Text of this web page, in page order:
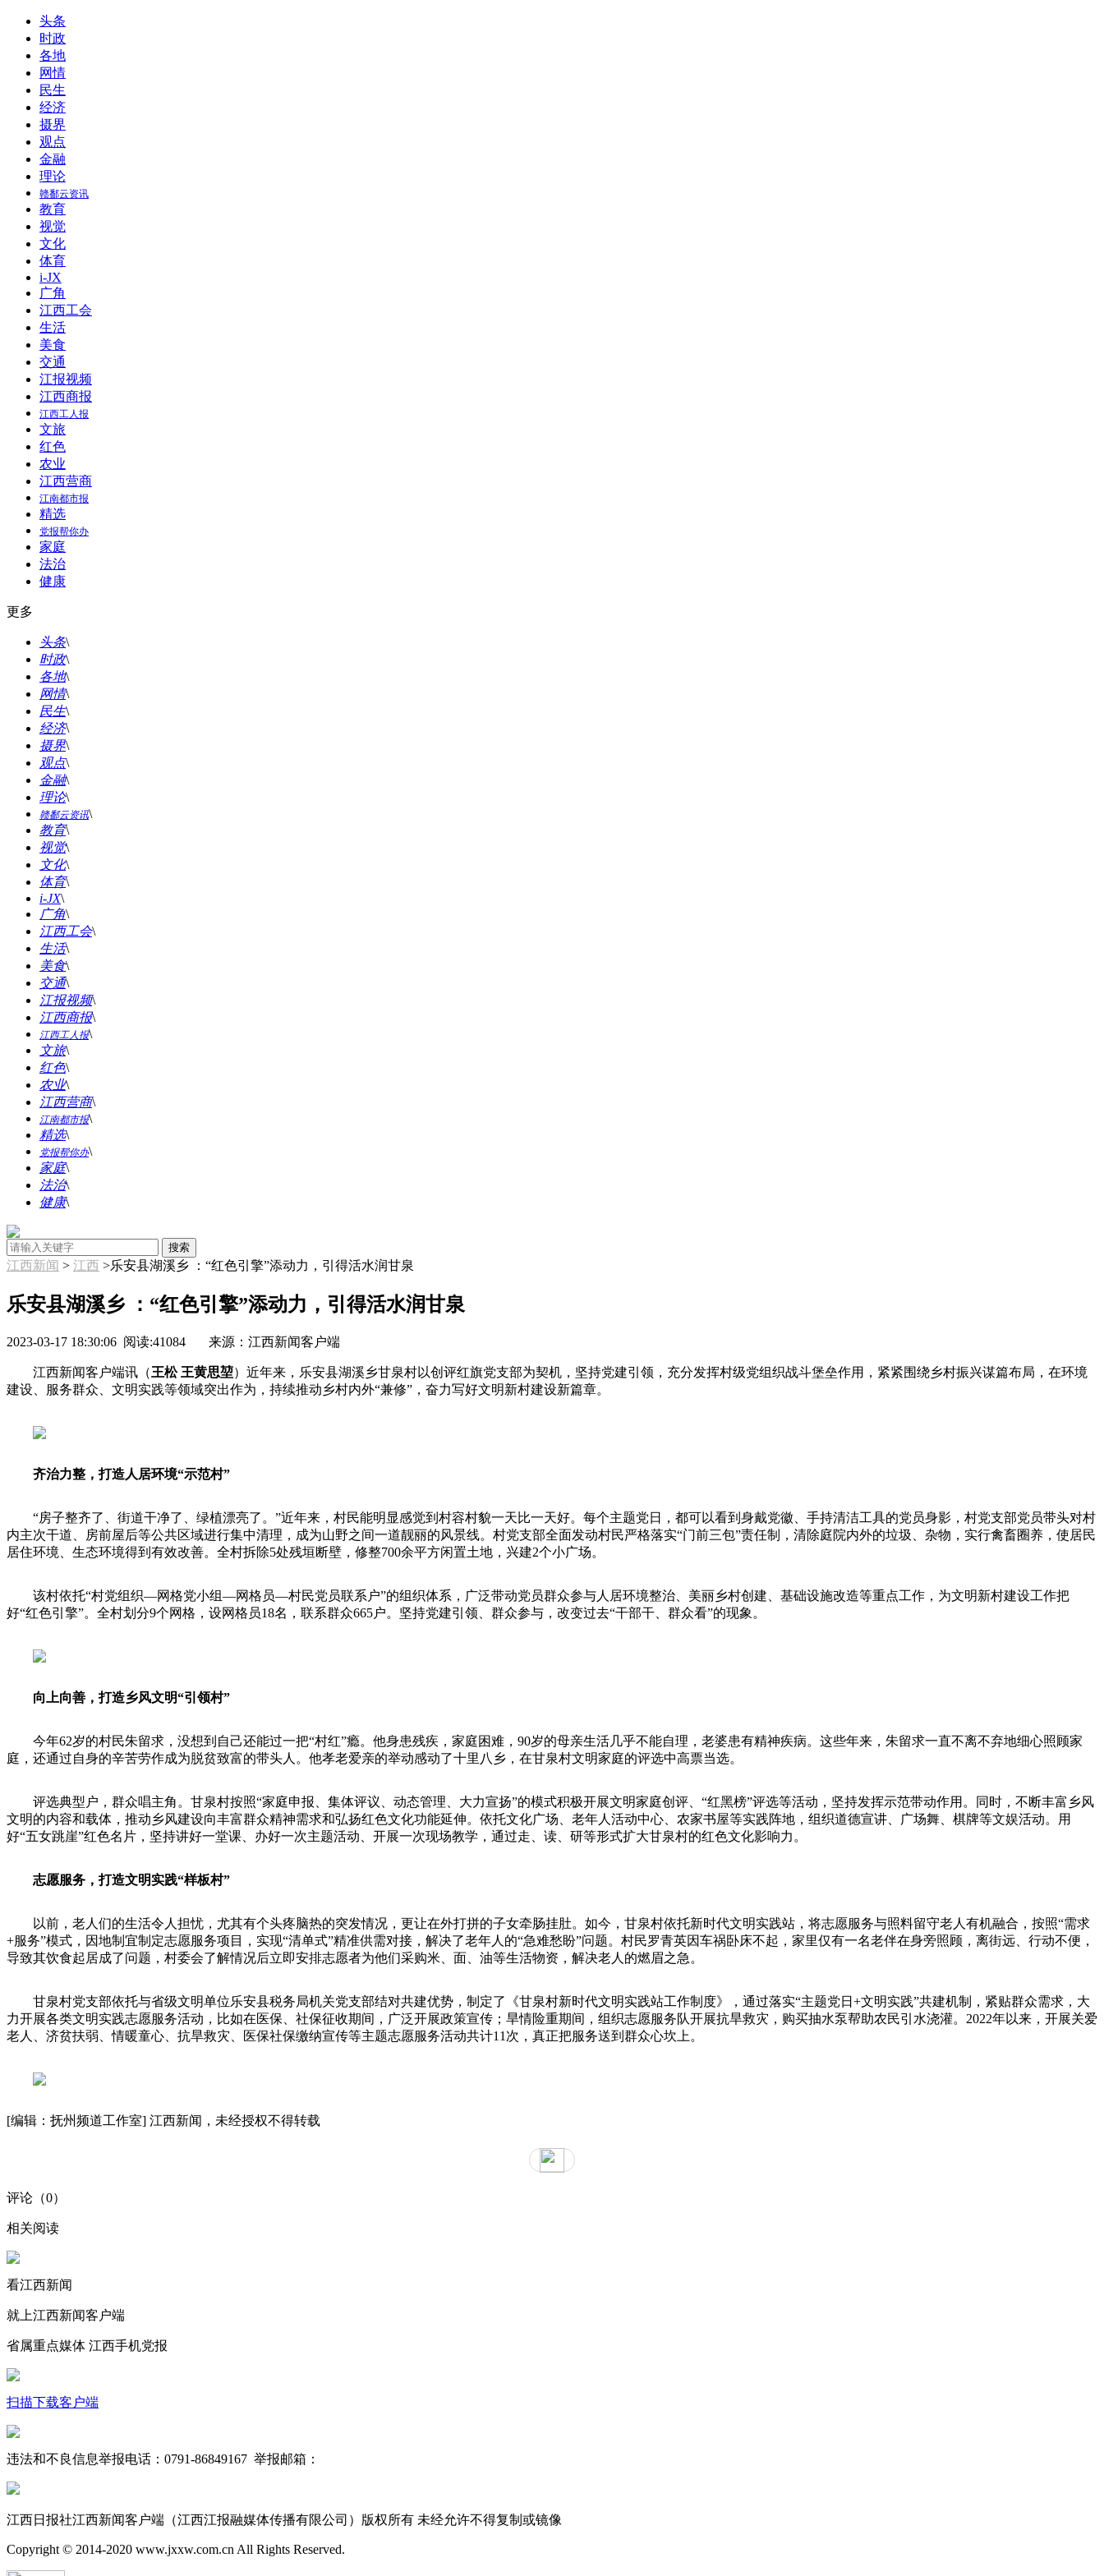
头条
时政
各地
网情
民生
经济
摄界
观点
金融
理论
赣鄱云资讯
教育
视觉
文化
体育
i-JX
广角
江西工会
生活
美食
交通
江报视频
江西商报
江西工人报
文旅
红色
农业
江西营商
江南都市报
精选
党报帮你办
家庭
法治
健康
更多
头条\
时政\
各地\
网情\
民生\
经济\
摄界\
观点\
金融\
理论\
赣鄱云资讯\
教育\
视觉\
文化\
体育\
i-JX\
广角\
江西工会\
生活\
美食\
交通\
江报视频\
江西商报\
江西工人报\
文旅\
红色\
农业\
江西营商\
江南都市报\
精选\
党报帮你办\
家庭\
法治\
健康\
江西新闻 > 江西 >乐安县湖溪乡 ：“红色引擎”添动力，引得活水润甘泉
乐安县湖溪乡 ：“红色引擎”添动力，引得活水润甘泉
2023-03-17 18:30:06 阅读:41084 来源：江西新闻客户端
江西新闻客户端讯（王松 王黄思堃）近年来，乐安县湖溪乡甘泉村以创评红旗党支部为契机，坚持党建引领，充分发挥村级党组织战斗堡垒作用，紧紧围绕乡村振兴谋篇布局，在环境
建设、服务群众、文明实践等领域突出作为，持续推动乡村内外“兼修”，奋力写好文明新村建设新篇章。
齐治力整，打造人居环境“示范村”
“房子整齐了、街道干净了、绿植漂亮了。”近年来，村民能明显感觉到村容村貌一天比一天好。每个主题党日，都可以看到身戴党徽、手持清洁工具的党员身影，村党支部党员带头对村
内主次干道、房前屋后等公共区域进行集中清理，成为山野之间一道靓丽的风景线。村党支部全面发动村民严格落实“门前三包”责任制，清除庭院内外的垃圾、杂物，实行禽畜圈养，使居民
居住环境、生态环境得到有效改善。全村拆除5处残垣断壁，修整700余平方闲置土地，兴建2个小广场。
该村依托“村党组织—网格党小组—网格员—村民党员联系户”的组织体系，广泛带动党员群众参与人居环境整治、美丽乡村创建、基础设施改造等重点工作，为文明新村建设工作把
好“红色引擎”。全村划分9个网格，设网格员18名，联系群众665户。坚持党建引领、群众参与，改变过去“干部干、群众看”的现象。
向上向善，打造乡风文明“引领村”
今年62岁的村民朱留求，没想到自己还能过一把“村红”瘾。他身患残疾，家庭困难，90岁的母亲生活几乎不能自理，老婆患有精神疾病。这些年来，朱留求一直不离不弃地细心照顾家
庭，还通过自身的辛苦劳作成为脱贫致富的带头人。他孝老爱亲的举动感动了十里八乡，在甘泉村文明家庭的评选中高票当选。
评选典型户，群众唱主角。甘泉村按照“家庭申报、集体评议、动态管理、大力宣扬”的模式积极开展文明家庭创评、“红黑榜”评选等活动，坚持发挥示范带动作用。同时，不断丰富乡风
文明的内容和载体，推动乡风建设向丰富群众精神需求和弘扬红色文化功能延伸。依托文化广场、老年人活动中心、农家书屋等实践阵地，组织道德宣讲、广场舞、棋牌等文娱活动。用
好“五女跳崖”红色名片，坚持讲好一堂课、办好一次主题活动、开展一次现场教学，通过走、读、研等形式扩大甘泉村的红色文化影响力。
志愿服务，打造文明实践“样板村”
以前，老人们的生活令人担忧，尤其有个头疼脑热的突发情况，更让在外打拼的子女牵肠挂肚。如今，甘泉村依托新时代文明实践站，将志愿服务与照料留守老人有机融合，按照“需求
+服务”模式，因地制宜制定志愿服务项目，实现“清单式”精准供需对接，解决了老年人的“急难愁盼”问题。村民罗青英因车祸卧床不起，家里仅有一名老伴在身旁照顾，离街远、行动不便，
导致其饮食起居成了问题，村委会了解情况后立即安排志愿者为他们采购米、面、油等生活物资，解决老人的燃眉之急。
甘泉村党支部依托与省级文明单位乐安县税务局机关党支部结对共建优势，制定了《甘泉村新时代文明实践站工作制度》，通过落实“主题党日+文明实践”共建机制，紧贴群众需求，大
力开展各类文明实践志愿服务活动，比如在医保、社保征收期间，广泛开展政策宣传；旱情险重期间，组织志愿服务队开展抗旱救灾，购买抽水泵帮助农民引水浇灌。2022年以来，开展关爱
老人、济贫扶弱、情暖童心、抗旱救灾、医保社保缴纳宣传等主题志愿服务活动共计11次，真正把服务送到群众心坎上。
[编辑：抚州频道工作室] 江西新闻，未经授权不得转载
评论（0）
相关阅读
看江西新闻
就上江西新闻客户端
省属重点媒体 江西手机党报
扫描下载客户端
违法和不良信息举报电话：0791-86849167 举报邮箱：
江西日报社江西新闻客户端（江西江报融媒体传播有限公司）版权所有 未经允许不得复制或镜像
Copyright © 2014-2020 www.jxxw.com.cn All Rights Reserved.